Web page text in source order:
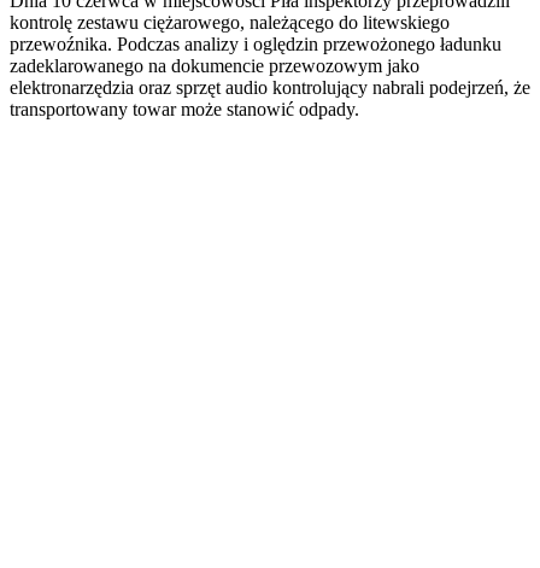
kontrolę zestawu ciężarowego, należącego do litewskiego
przewoźnika. Podczas analizy i oględzin przewożonego ładunku
zadeklarowanego na dokumencie przewozowym jako
elektronarzędzia oraz sprzęt audio kontrolujący nabrali podejrzeń, że
transportowany towar może stanowić odpady.